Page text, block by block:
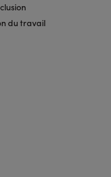
du travail